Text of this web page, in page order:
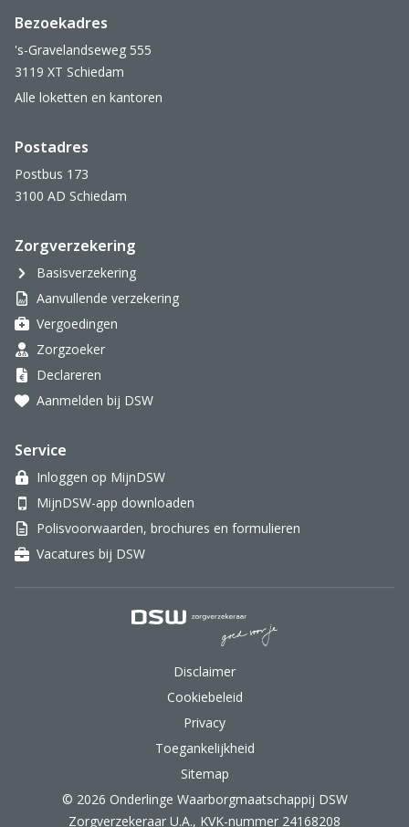
Bezoekadres
's-Gravelandseweg 555
3119 XT Schiedam
Alle loketten en kantoren
Postadres
Postbus 173
3100 AD Schiedam
Zorgverzekering
Basisverzekering
Aanvullende verzekering
Vergoedingen
Zorgzoeker
Declareren
Aanmelden bij DSW
Service
Inloggen op MijnDSW
MijnDSW-app downloaden
Polisvoorwaarden, brochures en formulieren
Vacatures bij DSW
Disclaimer
Cookiebeleid
Privacy
Toegankelijkheid
Sitemap
© 2026 Onderlinge Waarborgmaatschappij DSW
Zorgverzekeraar U.A., KVK-nummer 24168208